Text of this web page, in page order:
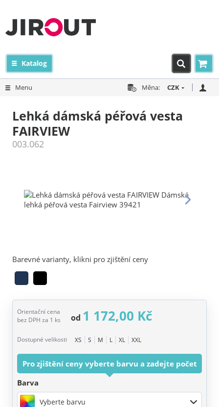
Katalog
Menu Měna: CZK
Lehká dámská péřová vesta
FAIRVIEW
003.062
Barevné varianty, klikni pro zjištění ceny
Orientační cena
bez DPH za 1 ks
od 1 172,00 Kč
Dostupné velikosti XS S M L XL XXL
Pro zjištění ceny vyberte barvu a zadejte počet
Barva
Vyberte barvu